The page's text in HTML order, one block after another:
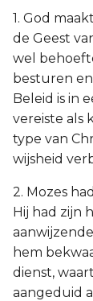
1. God
de Geest
wel
besturen
Beleid is in
vereiste als
type van
wijsheid
2. Mozes
Hij had zijn
hem
dienst,
aangeduid